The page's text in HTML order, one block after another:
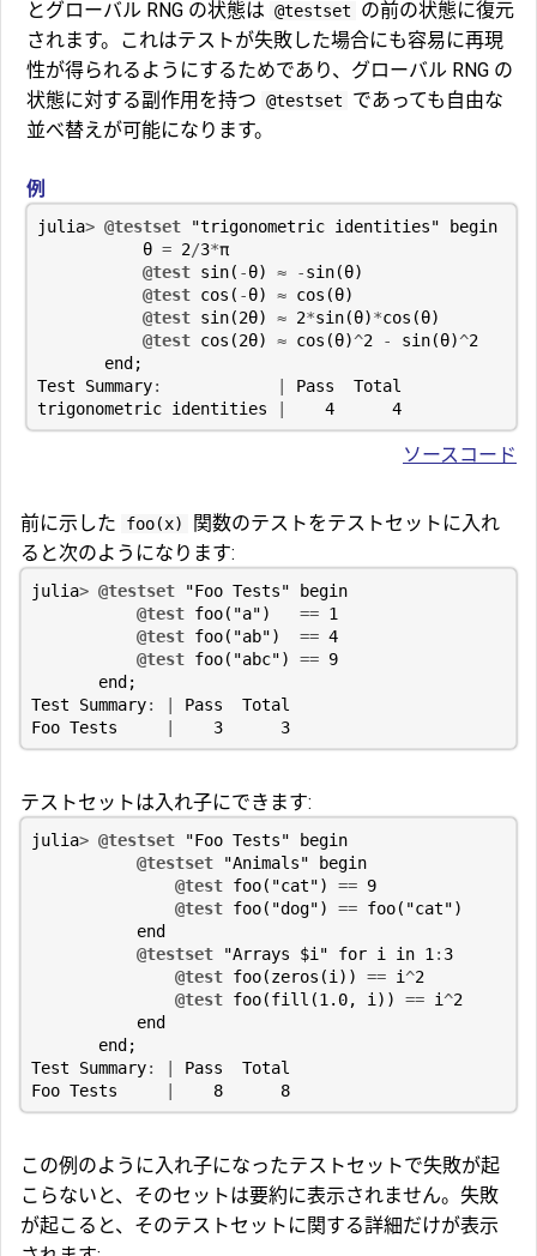
とグローバル RNG の状態は @testset
の前の状態に復元
されます。これはテストが失敗した場合にも容易に再現
性が得られるようにするためであり、グローバル RNG の
状態に対する副作用を持つ @testset
であっても自由な
並べ替えが可能になります。
例
julia> @testset "trigonometric identities"
begin
θ = 2/3*π
@test sin( -θ) ≈ -sin(θ)
@test cos ( -θ) ≈ cos (θ)
@test sin(2θ) ≈ 2*sin(θ)*cos (θ)
@test cos (2θ) ≈ cos (θ)^2 - sin(θ)^2
end;
Test
Summary: | Pass
Total
trigonometric identities | 4 4
ソースコード
前に示した foo(x)
関数のテストをテストセットに入れ
ると次のようになります:
julia> @testset "Foo Tests"
begin
@test foo( "a") == 1
@test foo( "ab") == 4
@test foo( "abc") == 9
end;
Test
Summary: | Pass
Total
Foo Tests | 3 3
テストセットは入れ子にできます:
julia> @testset "Foo Tests"
begin
@testset
"Animals"
begin
@test foo( "cat") == 9
@test foo( "dog") == foo( "cat")
end
@testset
"Arrays $i " for i in 1 : 3
@test foo(zeros (i )) == i^2
@test foo(fill (1.0, i )) == i^2
end
end;
Test
Summary: | Pass
Total
Foo Tests | 8 8
この例のように入れ子になったテストセットで失敗が起
こらないと、そのセットは要約に表示されません。失敗
が起こると、そのテストセットに関する詳細だけが表示